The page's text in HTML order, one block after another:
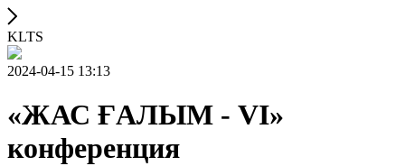
KLTS
2024-04-15 13:13
«ЖАС ҒАЛЫМ - VІ»
конференция